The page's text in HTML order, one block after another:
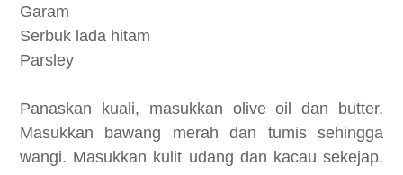
Garam
Serbuk lada hitam
Parsley
Panaskan kuali, masukkan olive oil dan butter.
Masukkan bawang merah dan tumis sehingga
wangi. Masukkan kulit udang dan kacau sekejap.